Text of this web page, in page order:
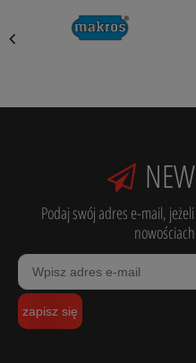
Podaj swój adres e-mail,
zapisz się